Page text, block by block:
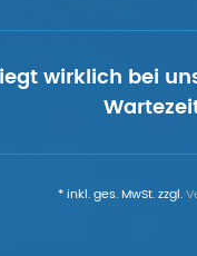
wirklich bei
* inkl. ges. MwSt. zzgl.